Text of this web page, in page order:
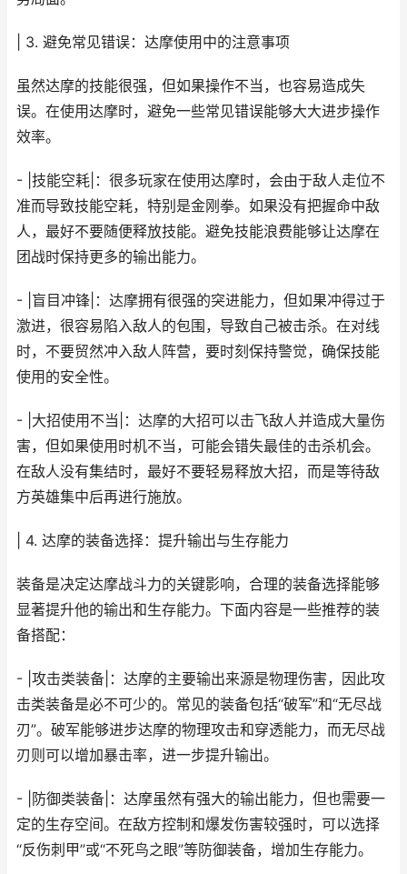
| 3. 避免常见错误：达摩使用中的注意事项
虽然达摩的技能很强，但如果操作不当，也容易造成失
误。在使用达摩时，避免一些常见错误能够大大进步操作
效率。
- |技能空耗|：很多玩家在使用达摩时，会由于敌人走位不
准而导致技能空耗，特别是金刚拳。如果没有把握命中敌
人，最好不要随便释放技能。避免技能浪费能够让达摩在
团战时保持更多的输出能力。
- |盲目冲锋|：达摩拥有很强的突进能力，但如果冲得过于
激进，很容易陷入敌人的包围，导致自己被击杀。在对线
时，不要贸然冲入敌人阵营，要时刻保持警觉，确保技能
使用的安全性。
- |大招使用不当|：达摩的大招可以击飞敌人并造成大量伤
害，但如果使用时机不当，可能会错失最佳的击杀机会。
在敌人没有集结时，最好不要轻易释放大招，而是等待敌
方英雄集中后再进行施放。
| 4. 达摩的装备选择：提升输出与生存能力
装备是决定达摩战斗力的关键影响，合理的装备选择能够
显著提升他的输出和生存能力。下面内容是一些推荐的装
备搭配：
- |攻击类装备|：达摩的主要输出来源是物理伤害，因此攻
击类装备是必不可少的。常见的装备包括“破军”和“无尽战
刃”。破军能够进步达摩的物理攻击和穿透能力，而无尽战
刃则可以增加暴击率，进一步提升输出。
- |防御类装备|：达摩虽然有强大的输出能力，但也需要一
定的生存空间。在敌方控制和爆发伤害较强时，可以选择
“反伤刺甲”或“不死鸟之眼”等防御装备，增加生存能力。